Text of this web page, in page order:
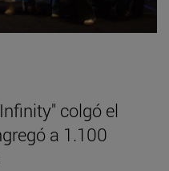
colgó el
a 1.100